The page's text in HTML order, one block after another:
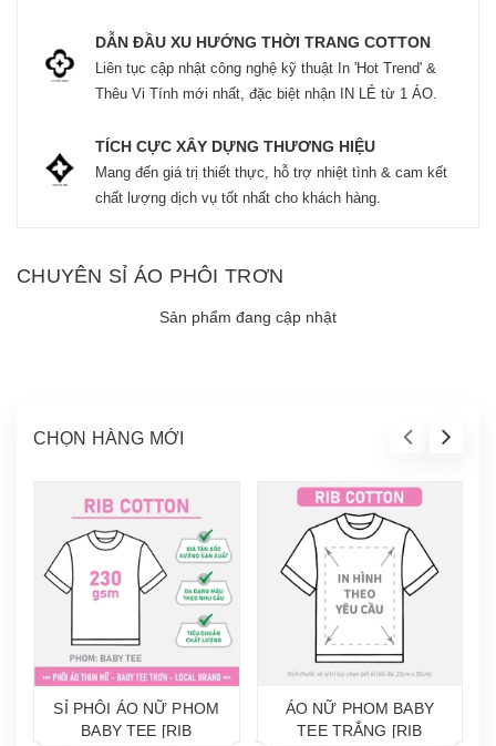
DẪN ĐẦU XU HƯỚNG THỜI TRANG COTTON
Liên tục cập nhật công nghệ kỹ thuật In 'Hot Trend' &
Thêu Vi Tính mới nhất, đặc biệt nhận IN LẺ từ 1 ÁO.
TÍCH CỰC XÂY DỰNG THƯƠNG HIỆU
Mang đến giá trị thiết thực, hỗ trợ nhiệt tình & cam kết
chất lượng dịch vụ tốt nhất cho khách hàng.
CHUYÊN SỈ ÁO PHÔI TRƠN
Sản phẩm đang cập nhật
CHỌN HÀNG MỚI
SỈ PHÔI ÁO NỮ PHOM
BABY TEE [RIB
ÁO NỮ PHOM BABY
TEE TRẮNG [RIB